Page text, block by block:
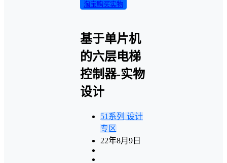
淘宝购买实物
基于单片机
的六层电梯
控制器-实物
设计
51系列 设计
专区
22年8月9日